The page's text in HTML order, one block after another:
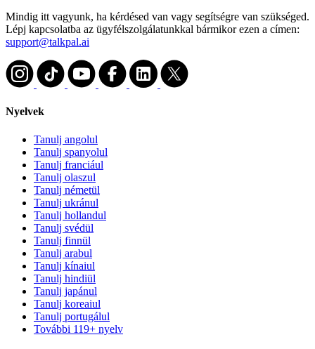
Mindig itt vagyunk, ha kérdésed van vagy segítségre van szükséged.
Lépj kapcsolatba az ügyfélszolgálatunkkal bármikor ezen a címen:
support@talkpal.ai
Nyelvek
Tanulj angolul
Tanulj spanyolul
Tanulj franciául
Tanulj olaszul
Tanulj németül
Tanulj ukránul
Tanulj hollandul
Tanulj svédül
Tanulj finnül
Tanulj arabul
Tanulj kínaiul
Tanulj hindiül
Tanulj japánul
Tanulj koreaiul
Tanulj portugálul
További 119+ nyelv